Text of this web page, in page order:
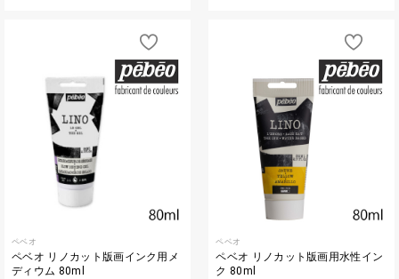
ペベオ
ペベオ リノカット版画インク用メ
ディウム 80ml
ペベオ
ペベオ リノカット版画用水性イン
ク 80ml